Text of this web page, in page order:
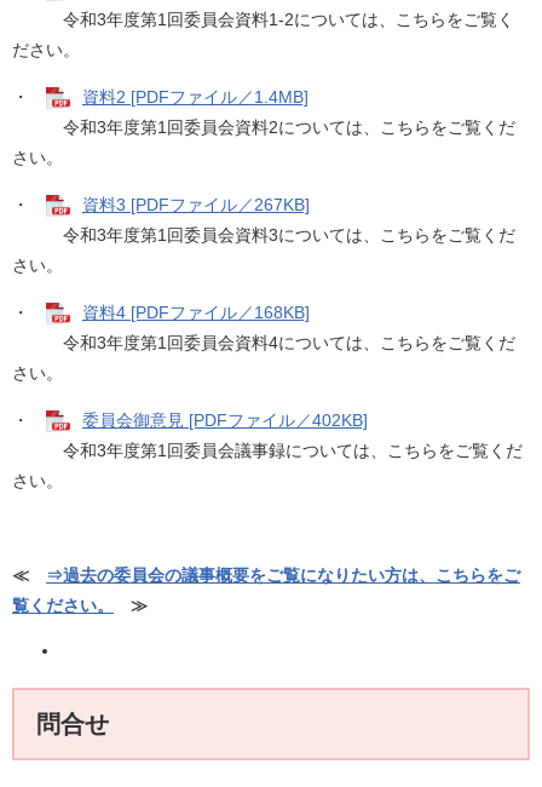
令和3年度第1回委員会資料1-2については、こちらをご覧く
ださい。
・
資料2 [PDFファイル／1.4MB]
令和3年度第1回委員会資料2については、こちらをご覧くだ
さい。
・
資料3 [PDFファイル／267KB]
令和3年度第1回委員会資料3については、こちらをご覧くだ
さい。
・
資料4 [PDFファイル／168KB]
令和3年度第1回委員会資料4については、こちらをご覧くだ
さい。
・
委員会御意見 [PDFファイル／402KB]
令和3年度第1回委員会議事録については、こちらをご覧くだ
さい。
≪
⇒過去の委員会の議事概要をご覧になりたい方は、こちらをご
覧ください。
≫
問合せ